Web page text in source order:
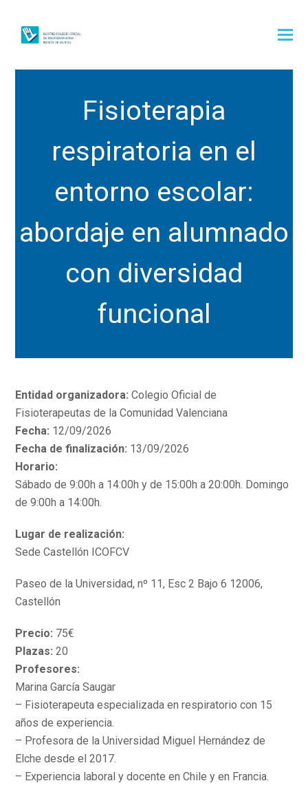
Fisioterapia
respiratoria en el
entorno escolar:
abordaje en alumnado
con diversidad
funcional
Entidad organizadora: Colegio Oficial de
Fisioterapeutas de la Comunidad Valenciana
Fecha: 12/09/2026
Fecha de finalización: 13/09/2026
Horario:
Sábado de 9:00h a 14:00h y de 15:00h a 20:00h. Domingo
de 9:00h a 14:00h.
Lugar de realización:
Sede Castellón ICOFCV
Paseo de la Universidad, nº 11, Esc 2 Bajo 6 12006,
Castellón
Precio: 75€
Plazas: 20
Profesores:
Marina García Saugar
– Fisioterapeuta especializada en respiratorio con 15
años de experiencia.
– Profesora de la Universidad Miguel Hernández de
Elche desde el 2017.
– Experiencia laboral y docente en Chile y en Francia.